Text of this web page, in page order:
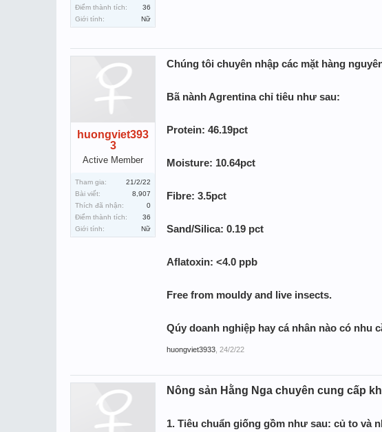
Điểm thành tích:
36
Giới tính:
Nữ
huongviet393
3
Active Member
Tham gia:
21/2/22
Bài viết:
8,907
Thích đã nhận:
0
Điểm thành tích:
36
Giới tính:
Nữ
Chúng tôi chuyên nhập các mặt hàng
Bã nành Agrentina chỉ tiêu như sau:
Protein: 46.19pct
Moisture: 10.64pct
Fibre: 3.5pct
Sand/Silica: 0.19 pct
Aflatoxin: <4.0 ppb
Free from mouldy and live insects.
Qúy doanh nghiệp hay cá nhân nào có nhu
huongviet3933 24/2/22
Nông sản Hằng Nga chuyên cung cấp
1. Tiêu chuẩn giống gồm như sau: củ to và